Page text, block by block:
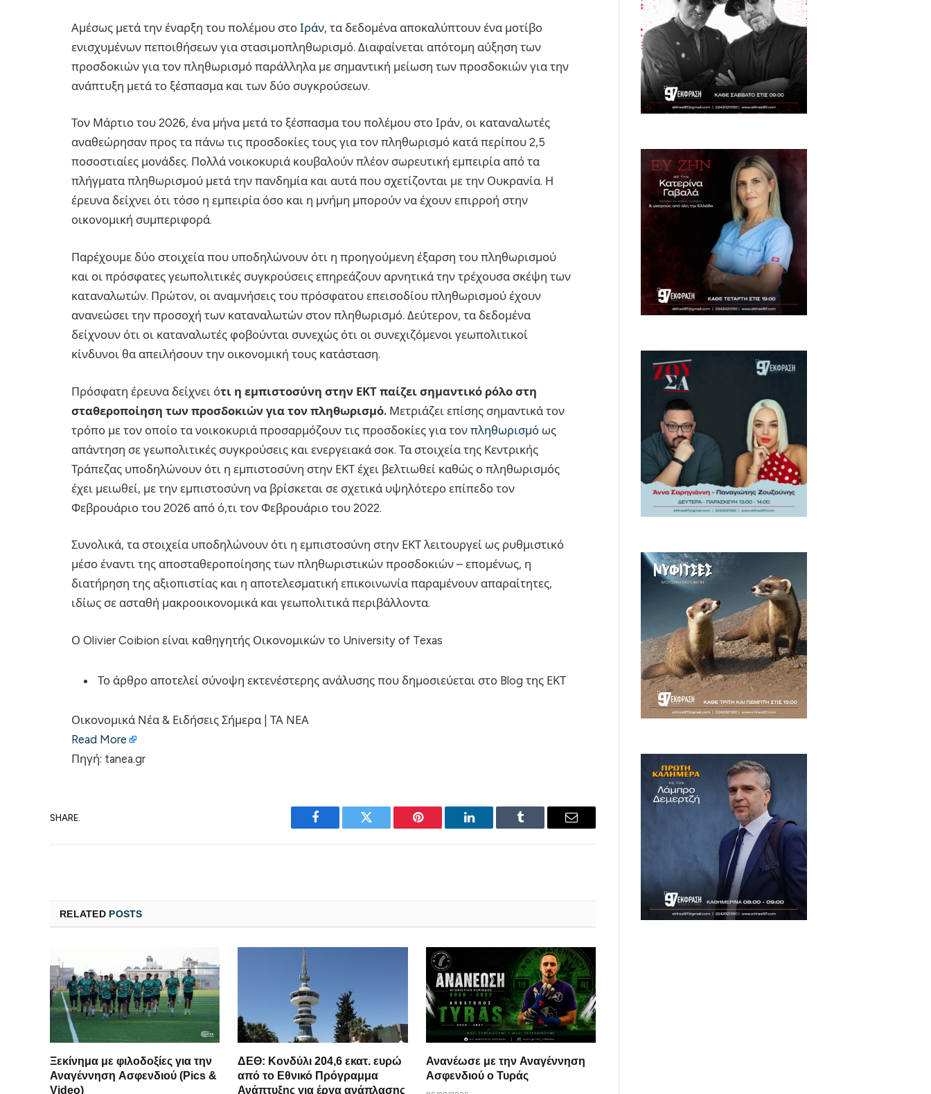
Αμέσως μετά την έναρξη του πολέμου στο Ιράν, τα δεδομένα αποκαλύπτουν ένα μοτίβο
ενισχυμένων πεποιθήσεων για στασιμοπληθωρισμό. Διαφαίνεται απότομη αύξηση των
προσδοκιών για τον πληθωρισμό παράλληλα με σημαντική μείωση των προσδοκιών για την
ανάπτυξη μετά το ξέσπασμα και των δύο συγκρούσεων.
Τον Μάρτιο του 2026, ένα μήνα μετά το ξέσπασμα του πολέμου στο Ιράν, οι καταναλωτές
αναθεώρησαν προς τα πάνω τις προσδοκίες τους για τον πληθωρισμό κατά περίπου 2,5
ποσοστιαίες μονάδες. Πολλά νοικοκυριά κουβαλούν πλέον σωρευτική εμπειρία από τα
πλήγματα πληθωρισμού μετά την πανδημία και αυτά που σχετίζονται με την Ουκρανία. Η
έρευνα δείχνει ότι τόσο η εμπειρία όσο και η μνήμη μπορούν να έχουν επιρροή στην
οικονομική συμπεριφορά.
Παρέχουμε δύο στοιχεία που υποδηλώνουν ότι η προηγούμενη έξαρση του πληθωρισμού
και οι πρόσφατες γεωπολιτικές συγκρούσεις επηρεάζουν αρνητικά την τρέχουσα σκέψη των
καταναλωτών. Πρώτον, οι αναμνήσεις του πρόσφατου επεισοδίου πληθωρισμού έχουν
ανανεώσει την προσοχή των καταναλωτών στον πληθωρισμό. Δεύτερον, τα δεδομένα
δείχνουν ότι οι καταναλωτές φοβούνται συνεχώς ότι οι συνεχιζόμενοι γεωπολιτικοί
κίνδυνοι θα απειλήσουν την οικονομική τους κατάσταση.
Πρόσφατη έρευνα δείχνει ότι η εμπιστοσύνη στην ΕΚΤ παίζει σημαντικό ρόλο στη
σταθεροποίηση των προσδοκιών για τον πληθωρισμό. Μετριάζει επίσης σημαντικά τον
τρόπο με τον οποίο τα νοικοκυριά προσαρμόζουν τις προσδοκίες για τον πληθωρισμό ως
απάντηση σε γεωπολιτικές συγκρούσεις και ενεργειακά σοκ. Τα στοιχεία της Κεντρικής
Τράπεζας υποδηλώνουν ότι η εμπιστοσύνη στην ΕΚΤ έχει βελτιωθεί καθώς ο πληθωρισμός
έχει μειωθεί, με την εμπιστοσύνη να βρίσκεται σε σχετικά υψηλότερο επίπεδο τον
Φεβρουάριο του 2026 από ό,τι τον Φεβρουάριο του 2022.
Συνολικά, τα στοιχεία υποδηλώνουν ότι η εμπιστοσύνη στην ΕΚΤ λειτουργεί ως ρυθμιστικό
μέσο έναντι της αποσταθεροποίησης των πληθωριστικών προσδοκιών – επομένως, η
διατήρηση της αξιοπιστίας και η αποτελεσματική επικοινωνία παραμένουν απαραίτητες,
ιδίως σε ασταθή μακροοικονομικά και γεωπολιτικά περιβάλλοντα.
Ο Olivier Coibion είναι καθηγητής Οικονομικών το University of Texas
Το άρθρο αποτελεί σύνοψη εκτενέστερης ανάλυσης που δημοσιεύεται στο Blog της ΕΚΤ
Οικονομικά Νέα & Ειδήσεις Σήμερα | ΤΑ ΝΕΑ
Read More
Πηγή: tanea.gr
SHARE.
Facebook Twitter Pinterest LinkedIn Tumblr Email
RELATED POSTS
Ξεκίνημα με φιλοδοξίες για την
Αναγέννηση Ασφενδιού (Pics &
Video)
ΔΕΘ: Κονδύλι 204,6 εκατ. ευρώ
από το Εθνικό Πρόγραμμα
Ανάπτυξης για έργα ανάπλασης
Ανανέωσε με την Αναγέννηση
Ασφενδιού ο Τυράς